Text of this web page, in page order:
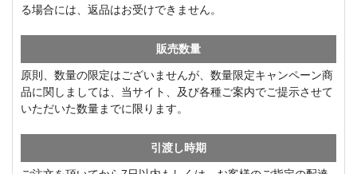
る場合には、返品はお受けできません。
販売数量
原則、数量の限定はございませんが、数量限定キャンペーン商
品に関しましては、当サイト、及び各種ご案内でご提示させて
いただいた数量までに限ります。
引渡し時期